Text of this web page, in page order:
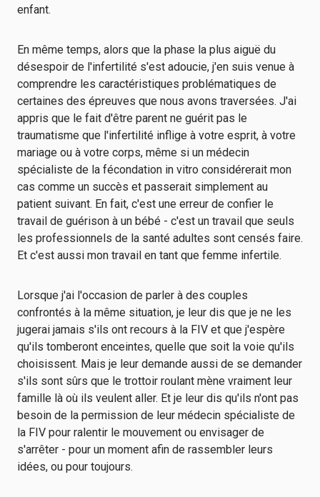
enfant.
En même temps, alors que la phase la plus aiguë du
désespoir de l'infertilité s'est adoucie, j'en suis venue à
comprendre les caractéristiques problématiques de
certaines des épreuves que nous avons traversées. J'ai
appris que le fait d'être parent ne guérit pas le
traumatisme que l'infertilité inflige à votre esprit, à votre
mariage ou à votre corps, même si un médecin
spécialiste de la fécondation in vitro considérerait mon
cas comme un succès et passerait simplement au
patient suivant. En fait, c'est une erreur de confier le
travail de guérison à un bébé - c'est un travail que seuls
les professionnels de la santé adultes sont censés faire.
Et c'est aussi mon travail en tant que femme infertile.
Lorsque j'ai l'occasion de parler à des couples
confrontés à la même situation, je leur dis que je ne les
jugerai jamais s'ils ont recours à la FIV et que j'espère
qu'ils tomberont enceintes, quelle que soit la voie qu'ils
choisissent. Mais je leur demande aussi de se demander
s'ils sont sûrs que le trottoir roulant mène vraiment leur
famille là où ils veulent aller. Et je leur dis qu'ils n'ont pas
besoin de la permission de leur médecin spécialiste de
la FIV pour ralentir le mouvement ou envisager de
s'arrêter - pour un moment afin de rassembler leurs
idées, ou pour toujours.